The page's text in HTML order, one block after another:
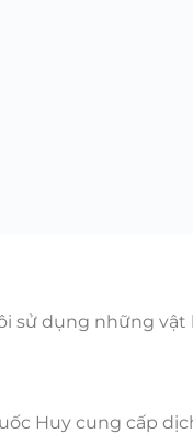
sử dụng những
Huy cung cấp